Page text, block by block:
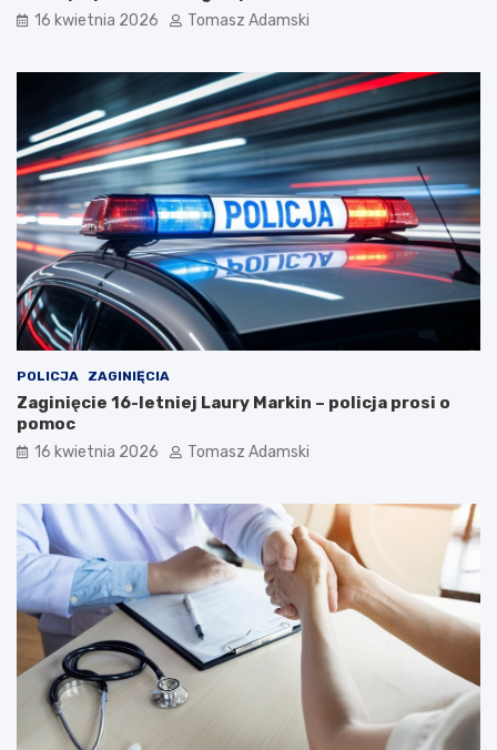
16 kwietnia 2026 Tomasz Adamski
POLICJA ZAGINIĘCIA
Zaginięcie 16-letniej Laury Markin – policja prosi o
pomoc
16 kwietnia 2026 Tomasz Adamski